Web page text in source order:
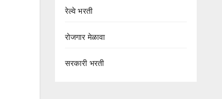
रेल्वे भरती
रोजगार मेळावा
सरकारी भरती